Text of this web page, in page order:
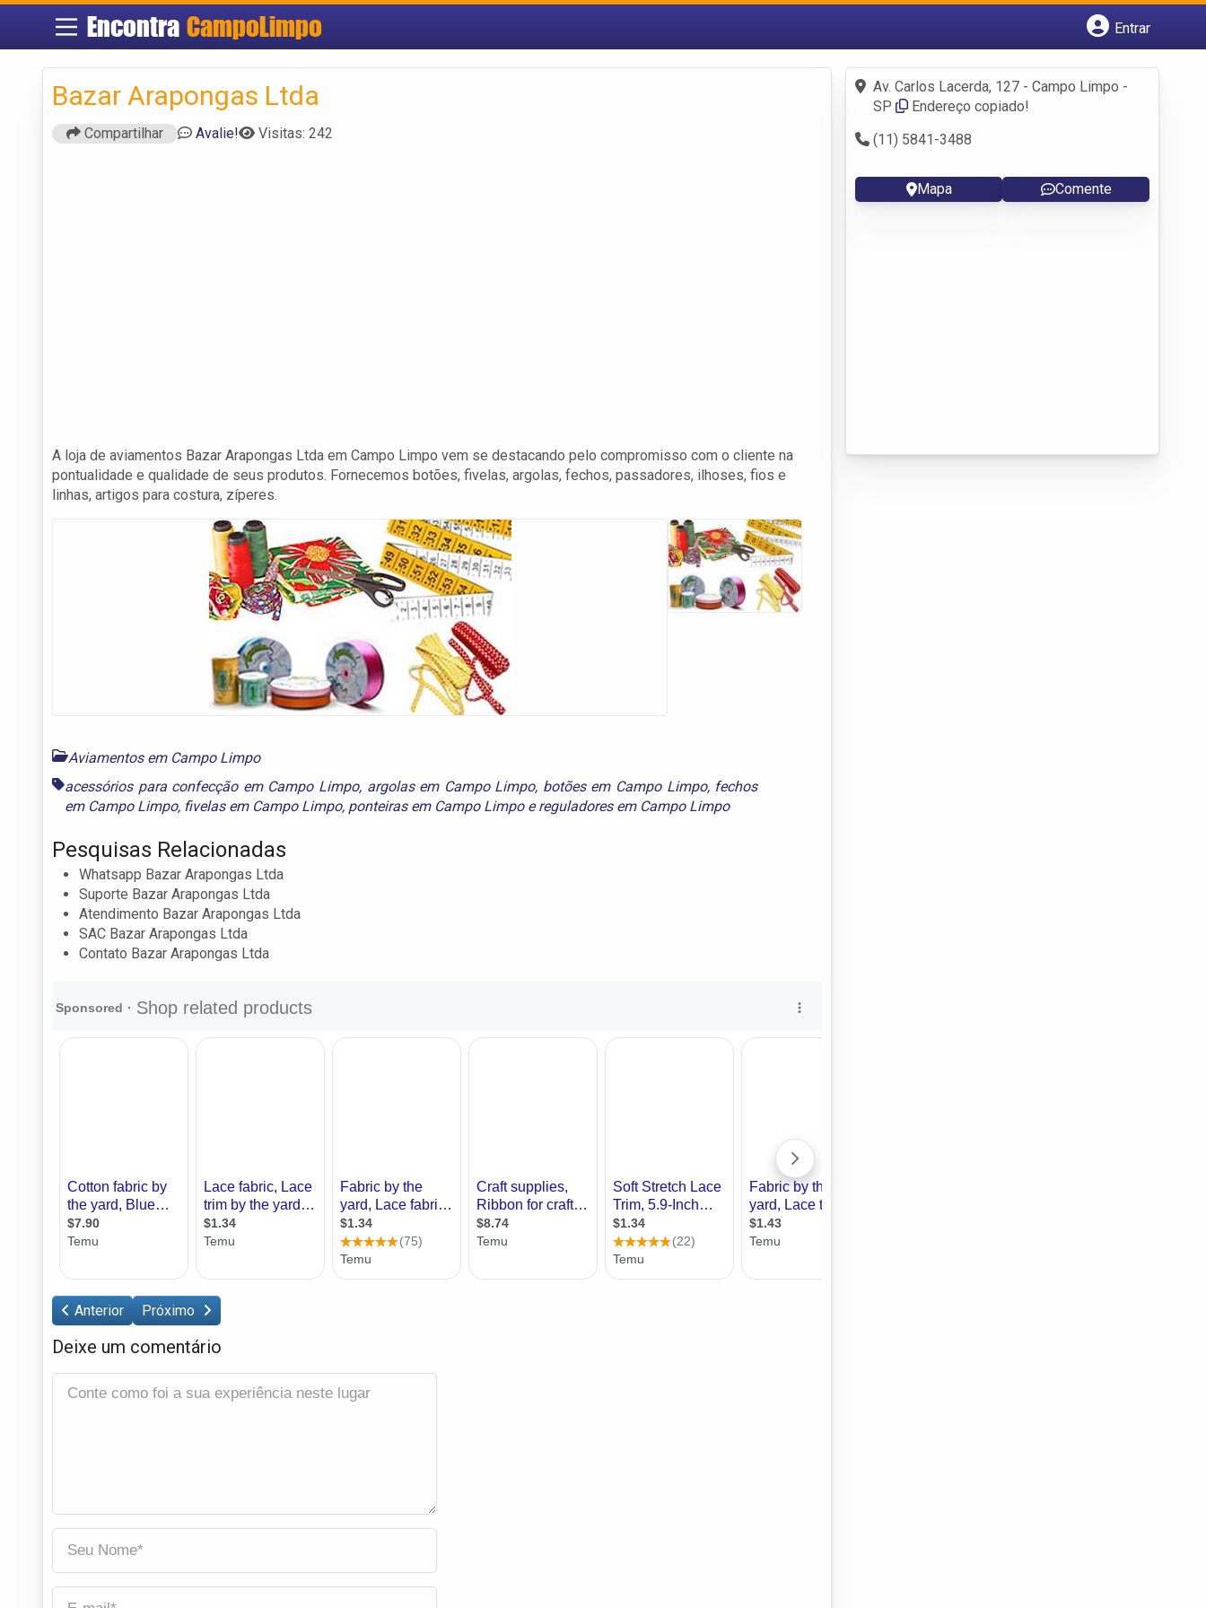
EncontraCampoLimpo
Entrar
Fazer login
Criar conta
Bazar Arapongas Ltda
Compartilhar Avalie! Visitas: 242
A loja de aviamentos Bazar Arapongas Ltda em Campo Limpo vem se destacando pelo compromisso com o cliente na
pontualidade e qualidade de seus produtos. Fornecemos botões, fivelas, argolas, fechos, passadores, ilhoses, fios e
linhas, artigos para costura, zíperes.
Aviamentos em Campo Limpo
acessórios para confecção em Campo Limpo, argolas em Campo Limpo, botões em Campo Limpo, fechos
em Campo Limpo, fivelas em Campo Limpo, ponteiras em Campo Limpoereguladores em Campo Limpo
Pesquisas Relacionadas
Whatsapp Bazar Arapongas Ltda
Suporte Bazar Arapongas Ltda
Atendimento Bazar Arapongas Ltda
SAC Bazar Arapongas Ltda
Contato Bazar Arapongas Ltda
Anterior Próximo
Deixe um comentário
Av. Carlos Lacerda, 127 - Campo Limpo -
SP
Endereço copiado!
(11) 5841-3488
Mapa Comente